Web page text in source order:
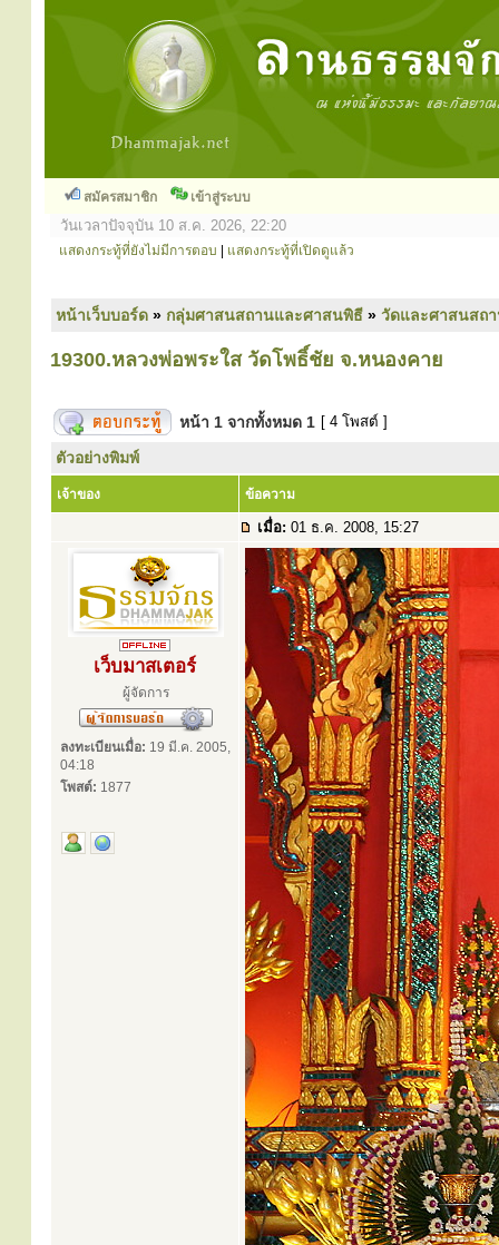
สมัครสมาชิก เข้าสู่ระบบ
วันเวลาปัจจุบัน 10 ส.ค. 2026, 22:20
แสดงกระทู้ที่ยังไม่มีการตอบ แสดงกระทู้ที่เปิดดูแล้ว
หน้าเว็บบอร์ด » กลุ่มศาสนสถานและศาสนพิธี » วัดและศาสนสถ
19300.หลวงพ่อพระใส วัดโพธิ์ชัย จ.หนองคาย
หน้า 1 จากทั้งหมด 1 [ 4 โพสต์ ]
ตัวอย่างพิมพ์
เจ้าของ ข้อความ
เมื่อ: 01 ธ.ค. 2008, 15:27
เว็บมาสเตอร์
ผู้จัดการ
ลงทะเบียนเมื่อ: 19 มี.ค. 2005,
04:18
โพสต์: 1877